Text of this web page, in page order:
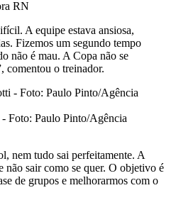
A equipe estava ansiosa,
Fizemos um segundo tempo
não é mau. A Copa não se
comentou o treinador.
Foto: Paulo Pinto/Agência
nem tudo sai perfeitamente. A
não sair como se quer. O objetivo é
de grupos e melhorarmos com o